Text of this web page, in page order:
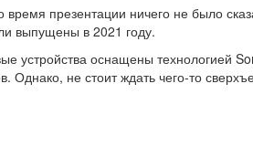
время презентации ничего не было
выпущены в 2021 году.
устройства оснащены технологией
не стоит ждать чего-то